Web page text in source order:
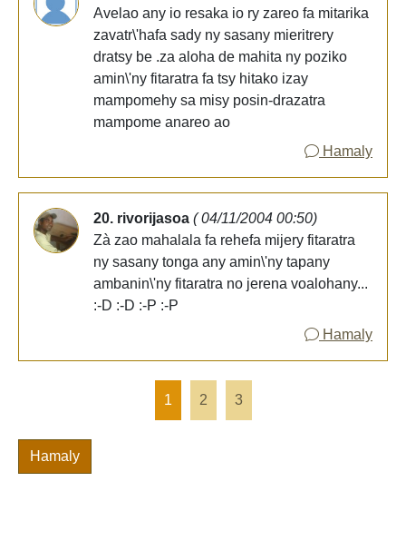
Avelao any io resaka io ry zareo fa mitarika
zavatr\'hafa sady ny sasany mieritrery
dratsy be .za aloha de mahita ny poziko
amin\'ny fitaratra fa tsy hitako izay
mampomehy sa misy posin-drazatra
mampome anareo ao
Hamaly
20. rivorijasoa ( 04/11/2004 00:50)
Zà zao mahalala fa rehefa mijery fitaratra
ny sasany tonga any amin\'ny tapany
ambanin\'ny fitaratra no jerena voalohany...
:-D :-D :-P :-P
Hamaly
1 2 3
Hamaly